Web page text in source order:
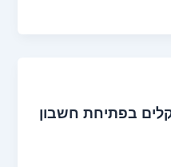
בפתיחת חשבון